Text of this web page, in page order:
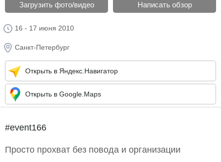
Загрузить фото/видео Написать обзор
16 - 17 июня 2010
Санкт-Петербург
Открыть в Яндекс.Навигатор
Открыть в Google.Maps
#event166
Просто прохват без повода и организации